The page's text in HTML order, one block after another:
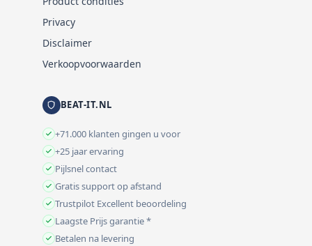
Privacy
Disclaimer
Verkoopvoorwaarden
BEAT-IT.NL
+71.000 klanten gingen u voor
+25 jaar ervaring
Pijlsnel contact
Gratis support op afstand
Trustpilot Excellent beoordeling
Laagste Prijs garantie *
Betalen na levering